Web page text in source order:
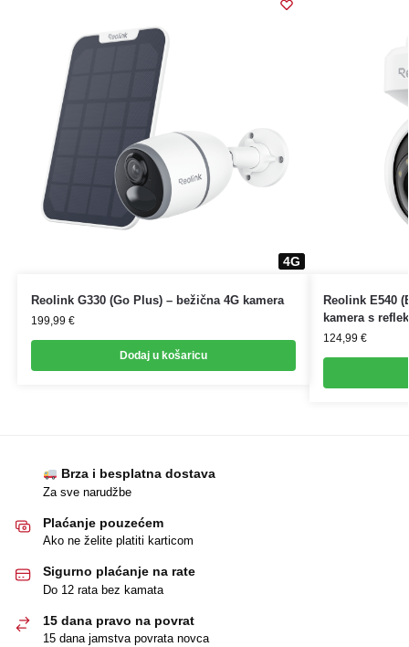
4G
4G
Reolink G330 (Go Plus) – bežična 4G kamera
199,99 €
Dodaj u košaricu
Reolink E540
kamera s
124,99 €
Brza i besplatna dostava
Za sve narudžbe
Plaćanje pouzećem
Ako ne želite platiti karticom
Sigurno plaćanje na rate
Do 12 rata bez kamata
15 dana pravo na povrat
15 dana jamstva povrata novca